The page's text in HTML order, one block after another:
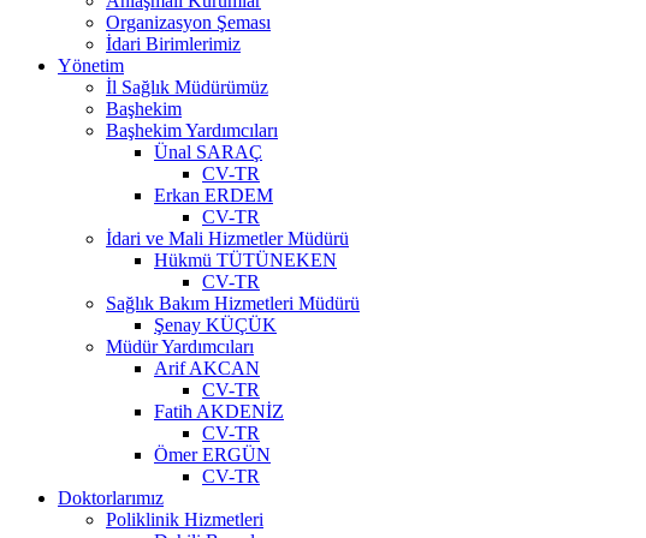
Organizasyon Şeması
İdari Birimlerimiz
Yönetim
İl Sağlık Müdürümüz
Başhekim
Başhekim Yardımcıları
Ünal SARAÇ
CV-TR
Erkan ERDEM
CV-TR
İdari ve Mali Hizmetler Müdürü
Hükmü TÜTÜNEKEN
CV-TR
Sağlık Bakım Hizmetleri Müdürü
Şenay KÜÇÜK
Müdür Yardımcıları
Arif AKCAN
CV-TR
Fatih AKDENİZ
CV-TR
Ömer ERGÜN
CV-TR
Doktorlarımız
Poliklinik Hizmetleri